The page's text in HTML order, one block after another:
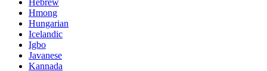
Hebrew
Hmong
Hungarian
Icelandic
Igbo
Javanese
Kannada